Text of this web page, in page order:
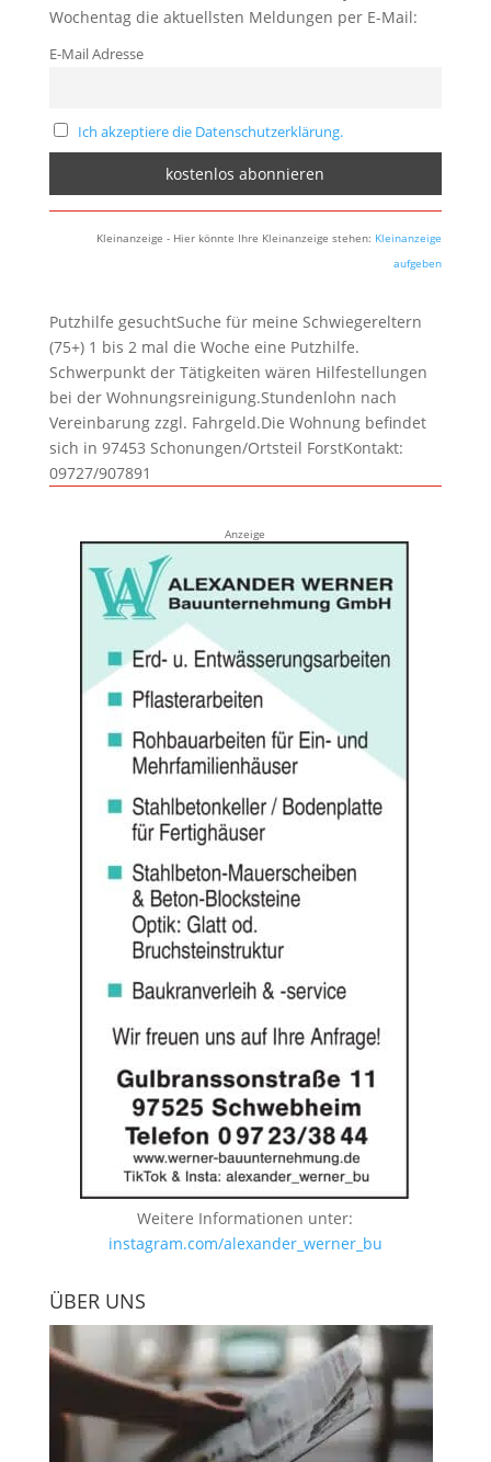
Wochentag die aktuellsten Meldungen per E-Mail:
E-Mail Adresse
Ich akzeptiere die Datenschutzerklärung.
Kleinanzeige - Hier könnte Ihre Kleinanzeige stehen: Kleinanzeige
aufgeben
Putzhilfe gesuchtSuche für meine Schwiegereltern
(75+) 1 bis 2 mal die Woche eine Putzhilfe.
Schwerpunkt der Tätigkeiten wären Hilfestellungen
bei der Wohnungsreinigung.Stundenlohn nach
Vereinbarung zzgl. Fahrgeld.Die Wohnung befindet
sich in 97453 Schonungen/Ortsteil ForstKontakt:
09727/907891
Anzeige
Weitere Informationen unter:
instagram.com/alexander_werner_bu
ÜBER UNS